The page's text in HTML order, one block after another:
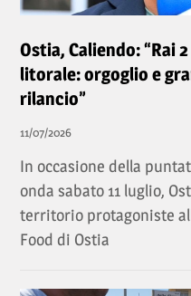
Ostia, Caliendo: “Rai
litorale: orgoglio e
rilancio”
11/07/2026
In occasione della
onda sabato 11 luglio,
territorio protagoniste
Food di Ostia